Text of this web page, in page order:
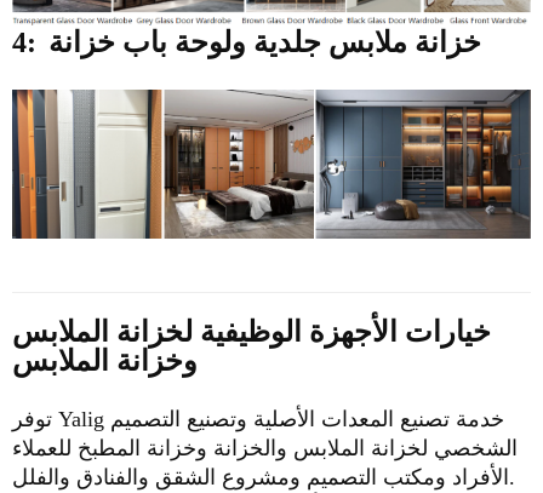
4: خزانة ملابس جلدية ولوحة باب خزانة
خيارات الأجهزة الوظيفية لخزانة الملابس
وخزانة الملابس
توفر Yalig خدمة تصنيع المعدات الأصلية وتصنيع التصميم
الشخصي لخزانة الملابس والخزانة وخزانة المطبخ للعملاء
الأفراد ومكتب التصميم ومشروع الشقق والفنادق والفلل.